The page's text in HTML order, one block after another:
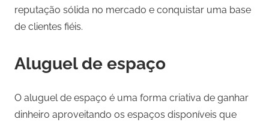
reputação sólida no mercado e conquistar uma base
de clientes fiéis.
Aluguel de espaço
O aluguel de espaço é uma forma criativa de ganhar
dinheiro aproveitando os espaços disponíveis que